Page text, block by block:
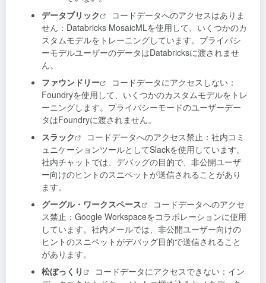
データブリック
コードデータへのアクセスはありま
せん：Databricks MosaicMLを使用して、いくつかのカ
スタムモデルをトレーニングしています。プライバシ
ーモデルユーザーのデータはDatabricksに渡されませ
ん。
ファウンドリー
コードデータにアクセスしない：
Foundryを使用して、いくつかのカスタムモデルをトレ
ーニングします。プライバシーモードのユーザーデー
タはFoundryに渡されません。
スラック
コードデータへのアクセス禁止：社内コミ
ュニケーションツールとしてSlackを使用しています。
社内チャットでは、デバッグの目的で、非公開ユーザ
ー向けのヒントのスニペットが送信されることがあり
ます。
グーグル・ワークスペース
コードデータへのアクセ
ス禁止：Google Workspaceをコラボレーションに使用
しています。社内メールでは、非公開ユーザー向けの
ヒントのスニペットがデバッグ目的で送信されること
があります。
松ぼっくり
コードデータにアクセスできない：イン